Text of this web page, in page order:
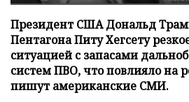
Президент США Дональд
Пентагона Питу Хегсету
ситуацией с запасами
систем ПВО, что повлияло на
пишут американские СМИ.